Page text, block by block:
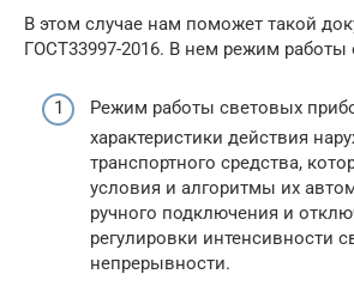
В этом случае нам поможет такой
ГОСТ33997-2016. В нем режим работы
Режим работы световых
характеристики действия
транспортного средства,
условия и алгоритмы их
ручного подключения и
регулировки интенсивности
непрерывности.